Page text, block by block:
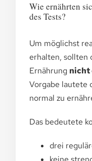
Wie ernährten
des Tests?
Um möglichst
erhalten, sollten
Ernährung nicht
Vorgabe lautete
normal zu
Das bedeutete
drei